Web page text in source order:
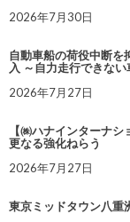
2026年7月30日
自動車船の荷役中断を
入 ～自力走行できな
2026年7月27日
【㈱ハナインターナ
更なる強化ねらう
2026年7月27日
東京ミッドタウン八重